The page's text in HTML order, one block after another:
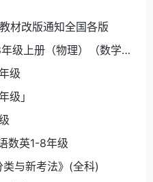
材改版通知全国各版
级上册（物理）（数学）
级
级」
数英1-8年级
与新考法》(全科)